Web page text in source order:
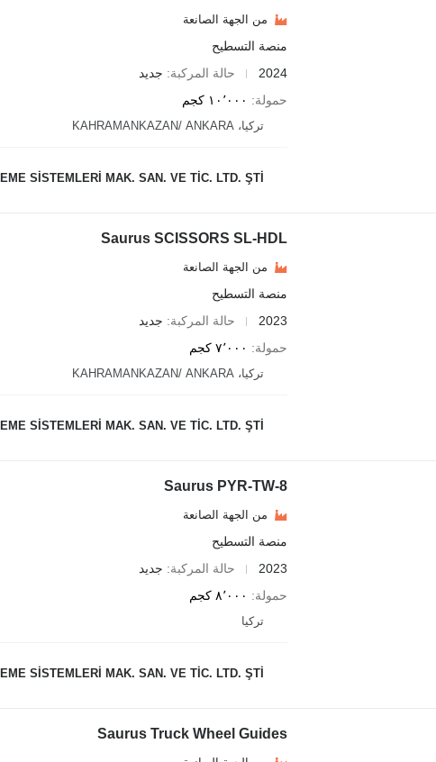
من الجهة الصانعة
منصة التسطيح
2024
حالة المركبة
جديد
حمولة
١٠٬٠٠٠ كجم
تركيا، KAHRAMANKAZAN/ ANKARA
SİSTEMLERİ MAK. SAN. VE TİC. LTD. ŞTİ.
Saurus SCISSORS SL-HDL
من الجهة الصانعة
منصة التسطيح
2023
حالة المركبة
جديد
حمولة
٧٬٠٠٠ كجم
تركيا، KAHRAMANKAZAN/ ANKARA
SİSTEMLERİ MAK. SAN. VE TİC. LTD. ŞTİ.
Saurus PYR-TW-8
من الجهة الصانعة
منصة التسطيح
2023
حالة المركبة
جديد
حمولة
٨٬٠٠٠ كجم
تركيا
SİSTEMLERİ MAK. SAN. VE TİC. LTD. ŞTİ.
Saurus Truck Wheel Guides